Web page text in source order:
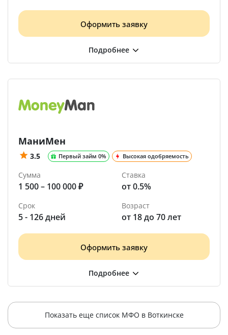
Оформить заявку
МаниМен
3.5 Первый займ 0% Высокая одобряемость
Сумма
1 500 – 100 000 ₽
Ставка
от 0.5%
Срок
5 - 126 дней
Возраст
от 18 до 70 лет
Оформить заявку
Показать еще список МФО в Воткинске